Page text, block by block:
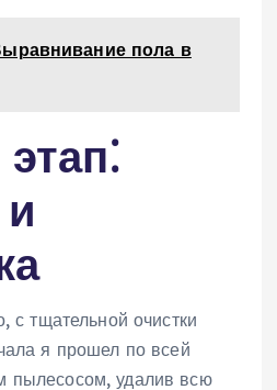
пола в
с тщательной очистки
я прошел по всей
пылесосом, удалив всю